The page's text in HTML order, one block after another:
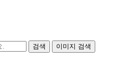
검색 이미지 검색